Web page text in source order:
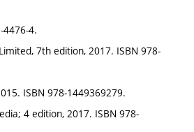
4.
7th edition, 2017. ISBN 978-
ISBN 978-1449369279.
4 edition, 2017. ISBN 978-